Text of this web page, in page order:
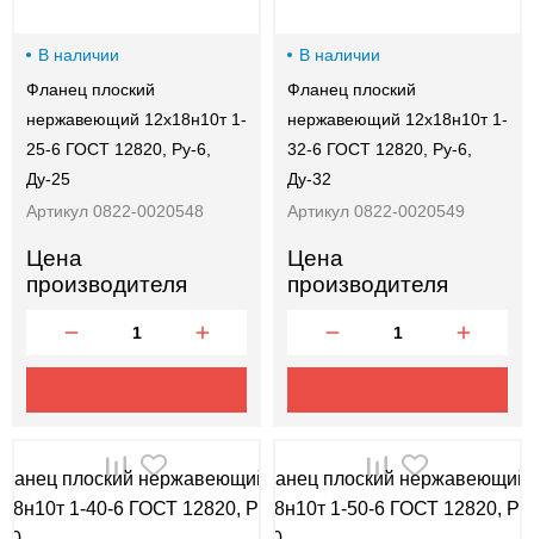
В наличии
Фланец плоский
нержавеющий 12х18н10т 1-
25-6 ГОСТ 12820, Ру-6,
Ду-25
Артикул 0822-0020548
Цена
производителя
В наличии
Фланец плоский
нержавеющий 12х18н10т 1-
32-6 ГОСТ 12820, Ру-6,
Ду-32
Артикул 0822-0020549
Цена
производителя